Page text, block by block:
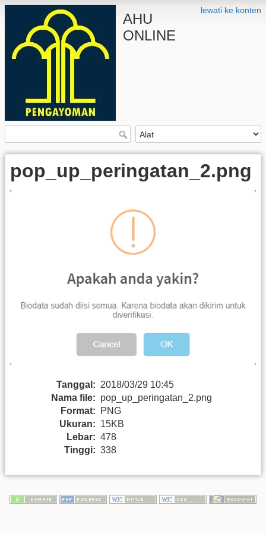
lewati ke konten
AHU
ONLINE
pop_up_peringatan_2.png
Tanggal: 2018/03/29 10:45
Nama file: pop_up_peringatan_2.png
Format:
PNG
Ukuran: 15KB
Lebar: 478
Tinggi: 338